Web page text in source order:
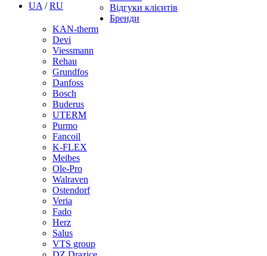
UA /RU
Відгуки клієнтів
Бренди
KAN-therm
Devi
Viessmann
Rehau
Grundfos
Danfoss
Bosch
Buderus
UTERM
Purmo
Fancoil
K-FLEX
Meibes
Ole-Pro
Walraven
Ostendorf
Veria
Fado
Herz
Salus
VTS group